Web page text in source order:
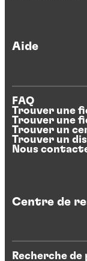
Aide
FAQ
Trouver une
Trouver une
Trouver un
Trouver un
Nous
Centre de
Recherche